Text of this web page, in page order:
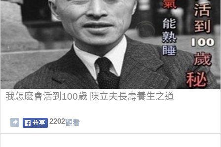
我怎麽會活到100歲 陳立夫長壽養生之道
2202觀看